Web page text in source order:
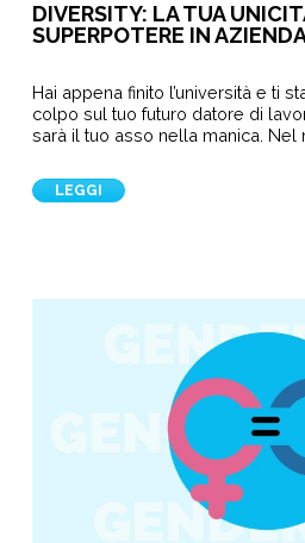
DIVERSITY: LA TUA
SUPERPOTERE IN
Hai appena finito l’università e ti
colpo sul tuo futuro datore di
sarà il tuo asso nella manica.
LEGGI